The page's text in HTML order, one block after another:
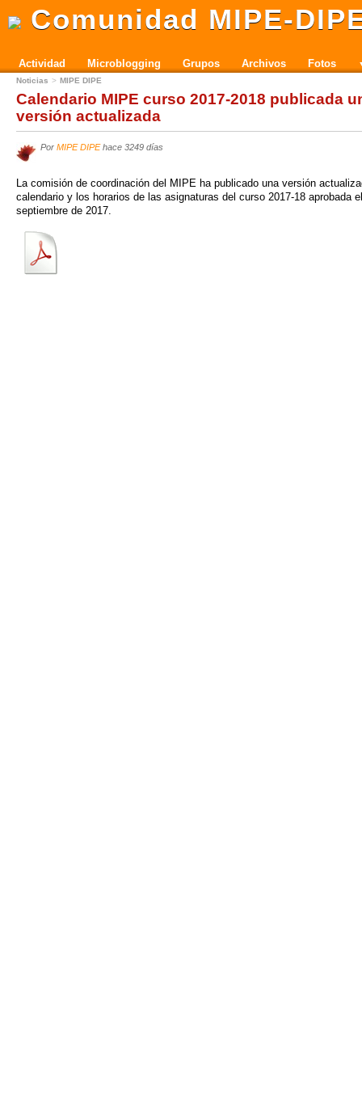
Comunidad MIPE-
Actividad Microblogging Grupos Archivos Fotos
Noticias MIPE DIPE
Calendario MIPE curso 2017-2018 publicada
versión actualizada
Por MIPE DIPE hace 3249 días
La comisión de coordinación del MIPE ha publicado una versión
calendario y los horarios de las asignaturas del curso 2017-18 aprobada
septiembre de 2017.